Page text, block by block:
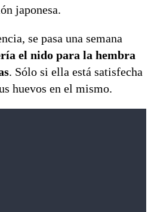
japonesa.
se pasa una semana
el nido para la hembra
. Sólo si ella está satisfecha
huevos en el mismo.